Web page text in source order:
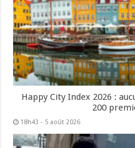
Happy City Index 2026 :
200
18h43 - 5 août 2026